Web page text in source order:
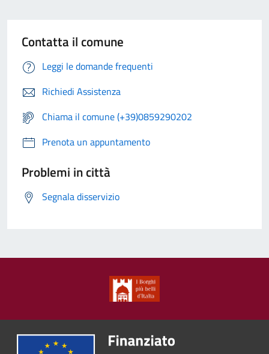
Contatta il comune
Leggi le domande frequenti
Richiedi Assistenza
Chiama il comune (+39)0859290202
Prenota un appuntamento
Problemi in città
Segnala disservizio